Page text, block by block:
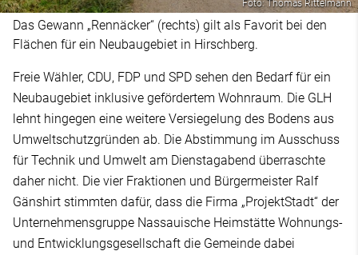
Foto: Thomas Rittelmann
Das Gewann „Rennäcker“ (rechts) gilt als Favorit bei den
Flächen für ein Neubaugebiet in Hirschberg.
Freie Wähler, CDU, FDP und SPD sehen den Bedarf für ein
Neubaugebiet inklusive gefördertem Wohnraum. Die GLH
lehnt hingegen eine weitere Versiegelung des Bodens aus
Umweltschutzgründen ab. Die Abstimmung im Ausschuss
für Technik und Umwelt am Dienstagabend überraschte
daher nicht. Die vier Fraktionen und Bürgermeister Ralf
Gänshirt stimmten dafür, dass die Firma „ProjektStadt“ der
Unternehmensgruppe Nassauische Heimstätte Wohnungs-
und Entwicklungsgesellschaft die Gemeinde dabei